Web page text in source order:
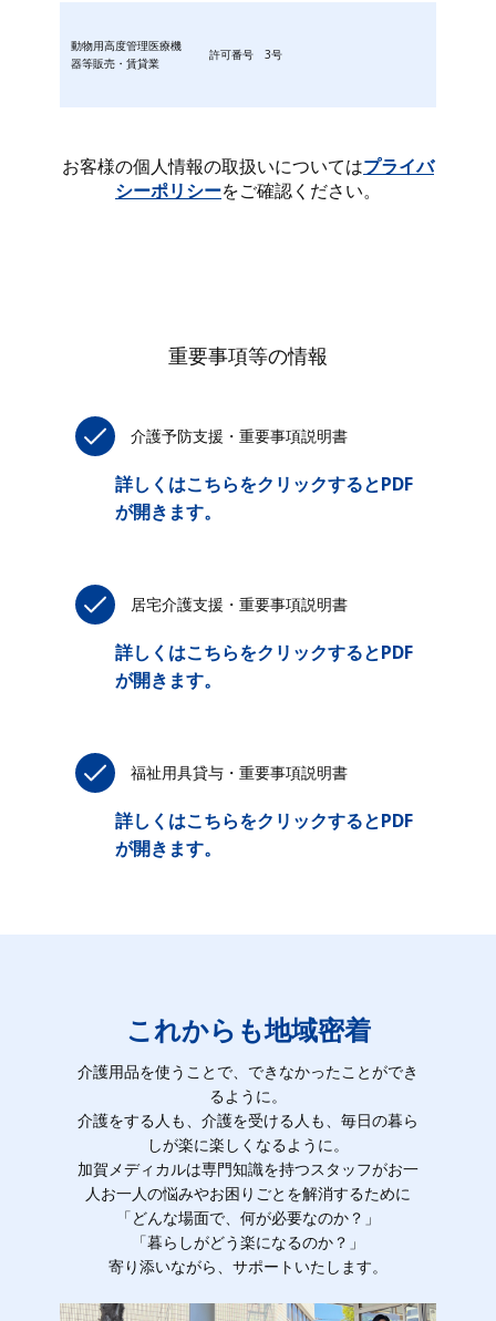
動物用高度管理医療機
器等販売・賃貸業
許可番号 3号
お客様の個人情報の取扱いについてはプライバ
シーポリシーをご確認ください。
重要事項等の情報
介護予防支援・重要事項説明書
詳しくはこちらをクリックするとPDF
が開きます。
居宅介護支援・重要事項説明書
詳しくはこちらをクリックするとPDF
が開きます。
福祉用具貸与・重要事項説明書
詳しくはこちらをクリックするとPDF
が開きます。
これからも地域密着
介護用品を使うことで、できなかったことができ
るように。
介護をする人も、介護を受ける人も、毎日の暮ら
しが楽に楽しくなるように。
加賀メディカルは専門知識を持つスタッフがお一
人お一人の悩みやお困りごとを解消するために
「どんな場面で、何が必要なのか？」
「暮らしがどう楽になるのか？」
寄り添いながら、サポートいたします。